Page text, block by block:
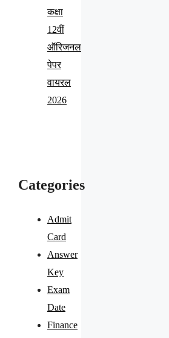
कक्षा
12वीं
ऑरिजनल
पेपर
वायरल
2026
Categories
Admit
Card
Answer
Key
Exam
Date
Finance